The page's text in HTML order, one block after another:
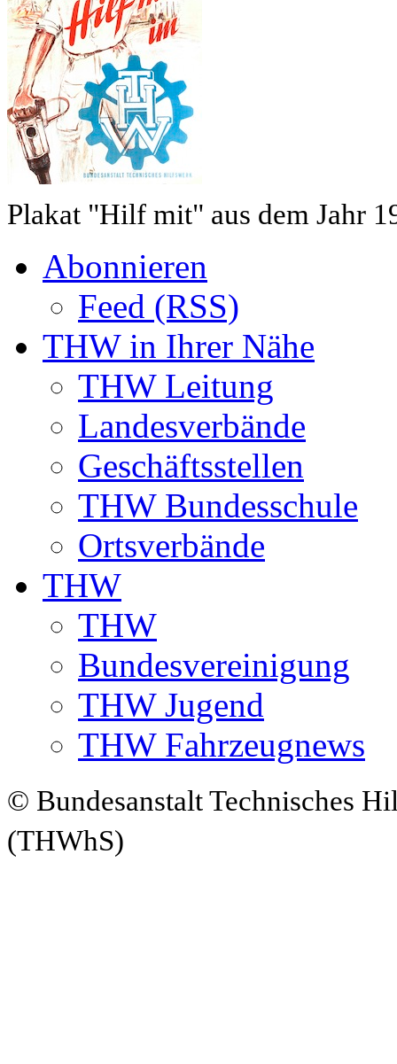
Plakat "Hilf mit" aus dem Jahr
Abonnieren
Feed (RSS)
THW in Ihrer Nähe
THW Leitung
Landesverbände
Geschäftsstellen
THW Bundesschule
Ortsverbände
THW
THW
Bundesvereinigung
THW Jugend
THW Fahrzeugnews
© Bundesanstalt Technisches
(THWhS)